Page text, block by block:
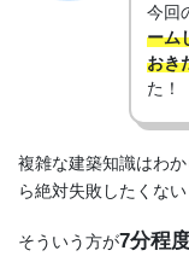
今回
ーム
おき
た！
複雑な建築知識はわ
ら絶対失敗したくない
そういう方が7分程